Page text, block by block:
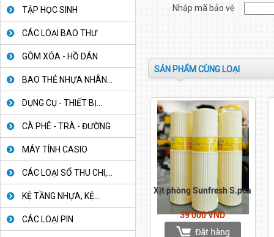
TẬP HỌC SINH
CÁC LOẠI BAO THƯ
GÔM XÓA - HỒ DÁN
BAO THẺ NHỰA NHÂN...
DỤNG CỤ - THIẾT BỊ...
CÀ PHÊ - TRÀ - ĐƯỜNG
MÁY TÍNH CASIO
CÁC LOẠI SỔ THU CHI,...
KỆ TẦNG NHỰA, KỆ...
CÁC LOẠI PIN
Nhập mã bảo vệ
SẢN PHẨM CÙNG LOẠI
Xịt phòng Sunfresh S.pca
39 000 VND